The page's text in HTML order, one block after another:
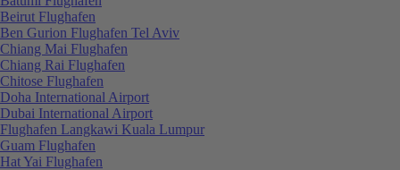
Beirut Flughafen
Ben Gurion Flughafen Tel Aviv
Chiang Mai Flughafen
Chiang Rai Flughafen
Chitose Flughafen
Doha International Airport
Dubai International Airport
Flughafen Langkawi Kuala Lumpur
Guam Flughafen
Hat Yai Flughafen